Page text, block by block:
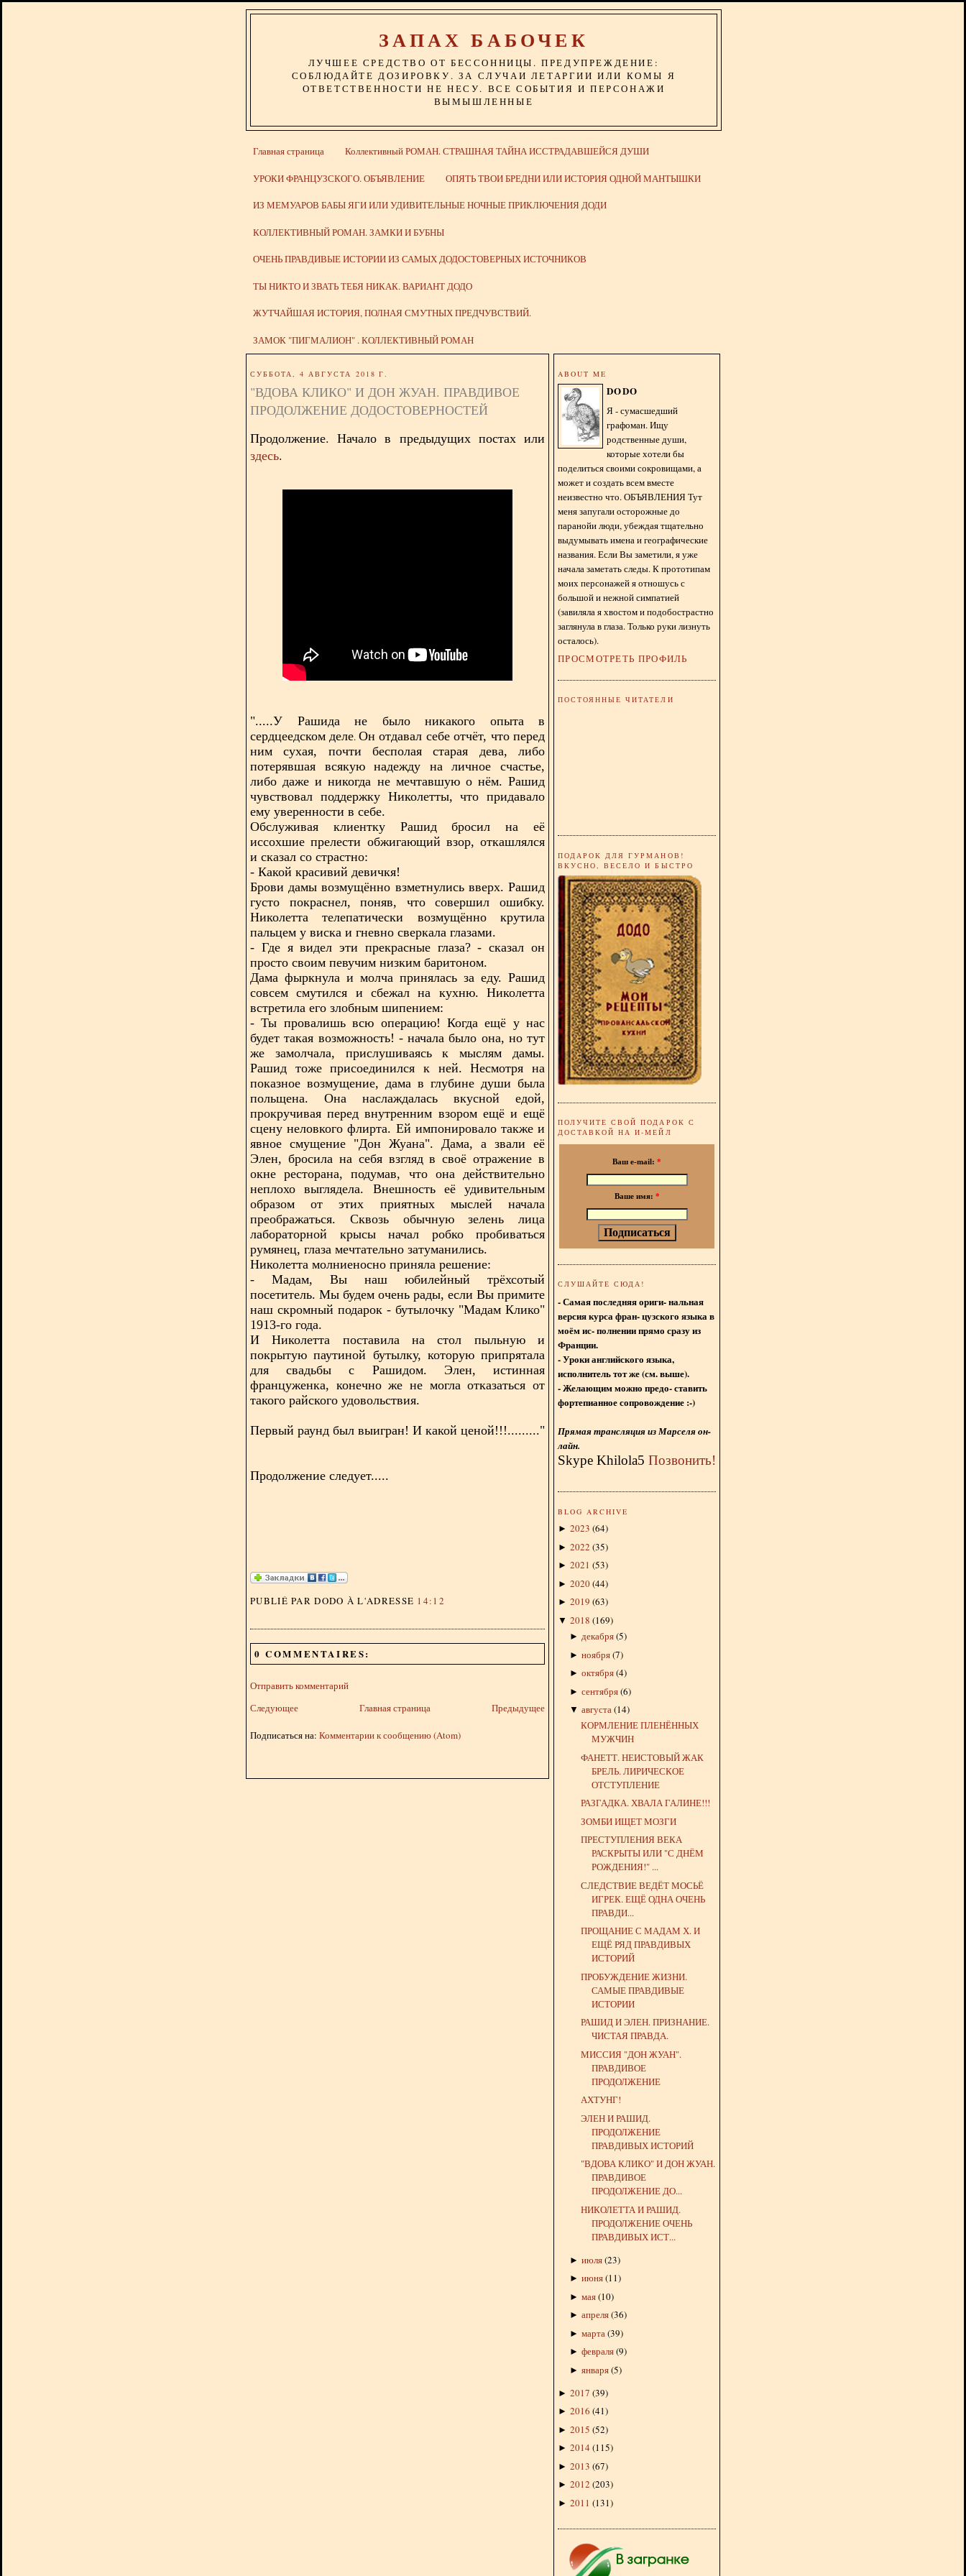
ЗАПАХ БАБОЧЕК
ЛУЧШЕЕ СРЕДСТВО ОТ БЕССОННИЦЫ. ПРЕДУПРЕЖДЕНИЕ:
СОБЛЮДАЙТЕ ДОЗИРОВКУ. ЗА СЛУЧАИ ЛЕТАРГИИ ИЛИ КОМЫ Я
ОТВЕТСТВЕННОСТИ НЕ НЕСУ. ВСЕ СОБЫТИЯ И ПЕРСОНАЖИ
ВЫМЫШЛЕННЫЕ
Главная страница Коллективный РОМАН. СТРАШНАЯ ТАЙНА ИССТРАДАВШЕЙСЯ ДУШИ
УРОКИ ФРАНЦУЗСКОГО. ОБЪЯВЛЕНИЕ ОПЯТЬ ТВОИ БРЕДНИ ИЛИ ИСТОРИЯ ОДНОЙ МАНТЫШКИ
ИЗ МЕМУАРОВ БАБЫ ЯГИ ИЛИ УДИВИТЕЛЬНЫЕ НОЧНЫЕ ПРИКЛЮЧЕНИЯ ДОДИ
КОЛЛЕКТИВНЫЙ РОМАН. ЗАМКИ И БУБНЫ
ОЧЕНЬ ПРАВДИВЫЕ ИСТОРИИ ИЗ САМЫХ ДОДОСТОВЕРНЫХ ИСТОЧНИКОВ
ТЫ НИКТО И ЗВАТЬ ТЕБЯ НИКАК. ВАРИАНТ ДОДО
ЖУТЧАЙШАЯ ИСТОРИЯ, ПОЛНАЯ СМУТНЫХ ПРЕДЧУВСТВИЙ.
ЗАМОК "ПИГМАЛИОН" . КОЛЛЕКТИВНЫЙ РОМАН
СУББОТА, 4 АВГУСТА 2018 Г.
"ВДОВА КЛИКО" И ДОН ЖУАН. ПРАВДИВОЕ
ПРОДОЛЖЕНИЕ ДОДОСТОВЕРНОСТЕЙ
Продолжение. Начало в предыдущих постах или
здесь.
".....У Рашида не было никакого опыта в
сердцеедском деле. Он отдавал себе отчёт, что перед
ним сухая, почти бесполая старая дева, либо
потерявшая всякую надежду на личное счастье,
либо даже и никогда не мечтавшую о нём. Рашид
чувствовал поддержку Николетты, что придавало
ему уверенности в себе.
Обслуживая клиентку Рашид бросил на её
иссохшие прелести обжигающий взор, откашлялся
и сказал со страстно:
- Какой красивий девичкя!
Брови дамы возмущённо взметнулись вверх. Рашид
густо покраснел, поняв, что совершил ошибку.
Николетта телепатически возмущённо крутила
пальцем у виска и гневно сверкала глазами.
- Где я видел эти прекрасные глаза? - сказал он
просто своим певучим низким баритоном.
Дама фыркнула и молча принялась за еду. Рашид
совсем смутился и сбежал на кухню. Николетта
встретила его злобным шипением:
- Ты провалишь всю операцию! Когда ещё у нас
будет такая возможность! - начала было она, но тут
же замолчала, прислушиваясь к мыслям дамы.
Рашид тоже присоединился к ней. Несмотря на
показное возмущение, дама в глубине души была
польщена. Она наслаждалась вкусной едой,
прокручивая перед внутренним взором ещё и ещё
сцену неловкого флирта. Ей импонировало также и
явное смущение "Дон Жуана". Дама, а звали её
Элен, бросила на себя взгляд в своё отражение в
окне ресторана, подумав, что она действительно
неплохо выглядела. Внешность её удивительным
образом от этих приятных мыслей начала
преображаться. Сквозь обычную зелень лица
лабораторной крысы начал робко пробиваться
румянец, глаза мечтательно затуманились.
Николетта молниеносно приняла решение:
- Мадам, Вы наш юбилейный трёхсотый
посетитель. Мы будем очень рады, если Вы примите
наш скромный подарок - бутылочку "Мадам Клико"
1913-го года.
И Николетта поставила на стол пыльную и
покрытую паутиной бутылку, которую припрятала
для свадьбы с Рашидом. Элен, истинная
француженка, конечно же не могла отказаться от
такого райского удовольствия.
Первый раунд был выигран! И какой ценой!!!........."
Продолжение следует.....
PUBLIÉ PAR DODO À L'ADRESSE 14:12
0 COMMENTAIRES:
Отправить комментарий
Следующее
Предыдущее
Главная страница
Подписаться на: Комментарии к сообщению (Atom)
ABOUT ME
DODO
Я - сумасшедший
графоман. Ищу
родственные души,
которые хотели бы
поделиться своими сокровищами, а
может и создать всем вместе
неизвестно что. ОБЪЯВЛЕНИЯ Тут
меня запугали осторожные до
паранойи люди, убеждая тщательно
выдумывать имена и географические
названия. Если Вы заметили, я уже
начала заметать следы. К прототипам
моих персонажей я отношусь с
большой и нежной симпатией
(завиляла я хвостом и подобострастно
заглянула в глаза. Только руки лизнуть
осталось).
ПРОСМОТРЕТЬ ПРОФИЛЬ
ПОСТОЯННЫЕ ЧИТАТЕЛИ
ПОДАРОК ДЛЯ ГУРМАНОВ!
ВКУСНО, ВЕСЕЛО И БЫСТРО
ПОЛУЧИТЕ СВОЙ ПОДАРОК С
ДОСТАВКОЙ НА И-МЕЙЛ
Ваш e-mail: *
Ваше имя: *
СЛУШАЙТЕ СЮДА!
- Самая последняя ориги- нальная
версия курса фран- цузского языка в
моём ис- полнении прямо сразу из
Франции.
- Уроки английского языка,
исполнитель тот же (см. выше).
- Желающим можно предо- ставить
фортепианное сопровождение :-)
Прямая трансляция из Марселя он-
лайн.
Skype Khilola5 Позвонить!
BLOG ARCHIVE
► 2023 (64)
► 2022 (35)
► 2021 (53)
► 2020(44)
► 2019 (63)
▼ 2018 (169)
► декабря(5)
► ноября(7)
► октября(4)
► сентября(6)
▼ августа(14)
КОРМЛЕНИЕ ПЛЕНЁННЫХ
МУЖЧИН
ФАНЕТТ. НЕИСТОВЫЙ ЖАК
БРЕЛЬ. ЛИРИЧЕСКОЕ
ОТСТУПЛЕНИЕ
РАЗГАДКА. ХВАЛА ГАЛИНЕ!!!
ЗОМБИ ИЩЕТ МОЗГИ
ПРЕСТУПЛЕНИЯ ВЕКА
РАСКРЫТЫ ИЛИ "С ДНЁМ
РОЖДЕНИЯ!" ...
СЛЕДСТВИЕ ВЕДЁТ МОСЬЁ
ИГРЕК. ЕЩЁ ОДНА ОЧЕНЬ
ПРАВДИ...
ПРОЩАНИЕ С МАДАМ Х. И
ЕЩЁ РЯД ПРАВДИВЫХ
ИСТОРИЙ
ПРОБУЖДЕНИЕ ЖИЗНИ.
САМЫЕ ПРАВДИВЫЕ
ИСТОРИИ
РАШИД И ЭЛЕН. ПРИЗНАНИЕ.
ЧИСТАЯ ПРАВДА.
МИССИЯ "ДОН ЖУАН".
ПРАВДИВОЕ
ПРОДОЛЖЕНИЕ
АХТУНГ!
ЭЛЕН И РАШИД.
ПРОДОЛЖЕНИЕ
ПРАВДИВЫХ ИСТОРИЙ
"ВДОВА КЛИКО" И ДОН ЖУАН.
ПРАВДИВОЕ
ПРОДОЛЖЕНИЕ ДО...
НИКОЛЕТТА И РАШИД.
ПРОДОЛЖЕНИЕ ОЧЕНЬ
ПРАВДИВЫХ ИСТ...
► июля(23)
► июня(11)
► мая(10)
► апреля(36)
► марта(39)
► февраля(9)
► января(5)
► 2017 (39)
► 2016 (41)
► 2015 (52)
► 2014 (115)
► 2013 (67)
► 2012 (203)
► 2011 (131)